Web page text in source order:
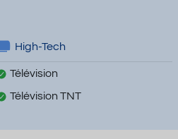
High-Tech
Télévision
Télévision TNT